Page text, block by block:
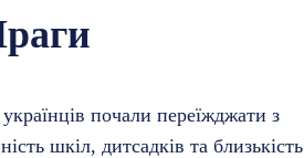
почали переїжджати з
шкіл, дитсадків та близькість